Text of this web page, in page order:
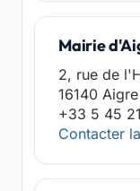
Mairie
2, rue de
16140 Aigre
+33 5 45
Contacter